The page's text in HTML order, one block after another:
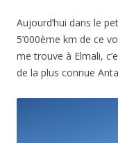
Aujourd’hui dans le
5’000ème km de ce
me trouve à Elmali,
de la plus connue